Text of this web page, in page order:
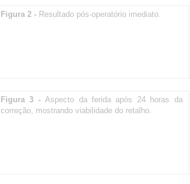
Figura 2 - Resultado pós-operatório imediato.
Figura 3 -Aspecto da ferida após 24 horas da
correção, mostrando viabilidade do retalho.